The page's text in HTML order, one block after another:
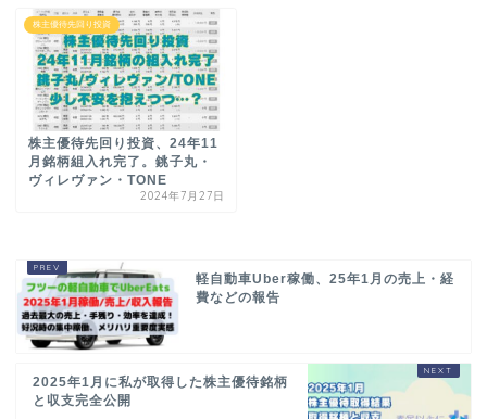
株主優待先回り投資
株主優待先回り投資、24年11
月銘柄組入れ完了。銚子丸・
ヴィレヴァン・TONE
2024年7月27日
軽自動車Uber稼働、25年1月の売上・経
費などの報告
2025年1月に私が取得した株主優待銘柄
と収支完全公開